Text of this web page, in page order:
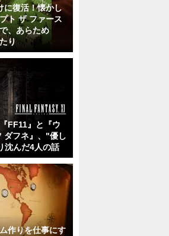
に復活！懐かし
ト ザ ファース
、あらため
り
FF11』と『ウ
ダフネ』、"優し
沈んだ4人の話
作りを仕事にす